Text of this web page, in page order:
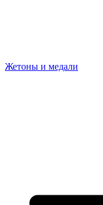
Жетоны и медали